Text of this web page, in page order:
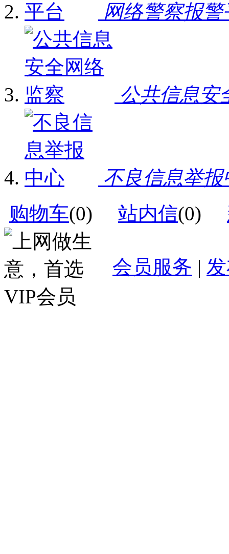
网络警察报警
公共信息安
不良信息举报
购物车(0) 站内信(0)
会员服务 |